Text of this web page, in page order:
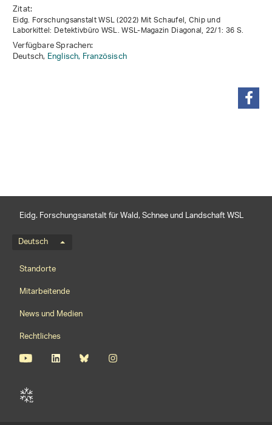
Zitat:
Eidg. Forschungsanstalt WSL (2022) Mit Schaufel, Chip und
Laborkittel: Detektivbüro WSL. WSL-Magazin Diagonal, 22/1: 36 S.
Verfügbare Sprachen:
Deutsch, Englisch, Französisch
Eidg. Forschungsanstalt für Wald, Schnee und Landschaft WSL
Sprachmenü
Deutsch
Footernavigation
Standorte
Mitarbeitende
News und Medien
Rechtliches